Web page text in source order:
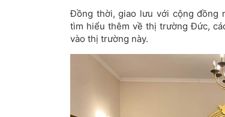
Đồng thời, giao lưu với cộng đồng
tìm hiểu thêm về thị trường Đức,
vào thị trường này.